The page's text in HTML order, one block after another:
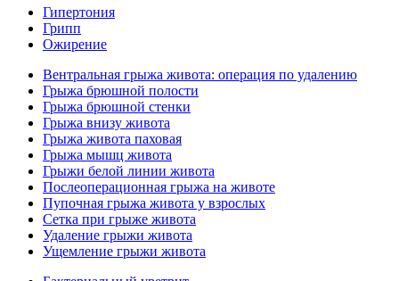
Гипертония
Грипп
Ожирение
Вентральная грыжа живота: операция по удалению
Грыжа брюшной полости
Грыжа брюшной стенки
Грыжа внизу живота
Грыжа живота паховая
Грыжа мышц живота
Грыжи белой линии живота
Послеоперационная грыжа на животе
Пупочная грыжа живота у взрослых
Сетка при грыже живота
Удаление грыжи живота
Ущемление грыжи живота